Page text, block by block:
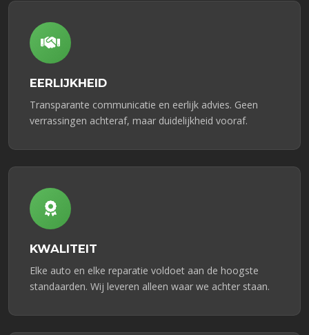
EERLIJKHEID
Transparante communicatie en eerlijk advies. Geen
verrassingen achteraf, maar duidelijkheid vooraf.
KWALITEIT
Elke auto en elke reparatie voldoet aan de hoogste
standaarden. Wij leveren alleen waar we achter staan.